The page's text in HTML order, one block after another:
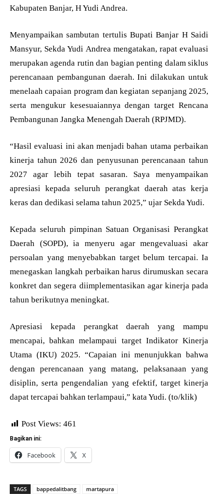
Kabupaten Banjar, H Yudi Andrea.
Menyampaikan sambutan tertulis Bupati Banjar H Saidi
Mansyur, Sekda Yudi Andrea mengatakan, rapat evaluasi
merupakan agenda rutin dan bagian penting dalam siklus
perencanaan pembangunan daerah. Ini dilakukan untuk
menelaah capaian program dan kegiatan sepanjang 2025,
serta mengukur kesesuaiannya dengan target Rencana
Pembangunan Jangka Menengah Daerah (RPJMD).
“Hasil evaluasi ini akan menjadi bahan utama perbaikan
kinerja tahun 2026 dan penyusunan perencanaan tahun
2027 agar lebih tepat sasaran. Saya menyampaikan
apresiasi kepada seluruh perangkat daerah atas kerja
keras dan dedikasi selama tahun 2025,” ujar Sekda Yudi.
Kepada seluruh pimpinan Satuan Organisasi Perangkat
Daerah (SOPD), ia menyeru agar mengevaluasi akar
persoalan yang menyebabkan target belum tercapai. Ia
menegaskan langkah perbaikan harus dirumuskan secara
konkret dan segera diimplementasikan agar kinerja pada
tahun berikutnya meningkat.
Apresiasi kepada perangkat daerah yang mampu
mencapai, bahkan melampaui target Indikator Kinerja
Utama (IKU) 2025. “Capaian ini menunjukkan bahwa
dengan perencanaan yang matang, pelaksanaan yang
disiplin, serta pengendalian yang efektif, target kinerja
dapat tercapai bahkan terlampaui,” kata Yudi. (to/klik)
Post Views: 461
Bagikan ini:
Facebook X
TAGS bappedalitbang martapura